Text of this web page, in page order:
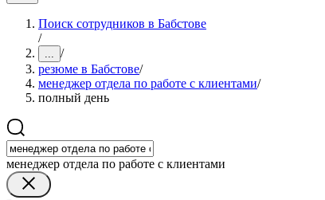
Поиск сотрудников в Бабстове
/
... /
резюме в Бабстове/
менеджер отдела по работе с клиентами/
полный день
менеджер отдела по работе с клиентами